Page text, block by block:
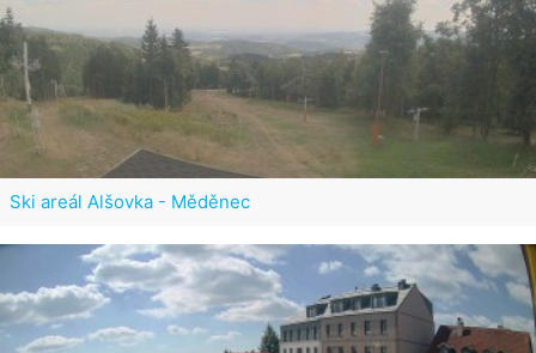
Ski areál Alšovka - Měděnec